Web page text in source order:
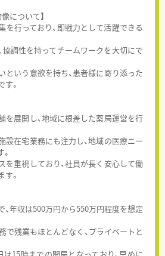
について】
行っており、即戦力として活躍できる
調性を持ってチームワークを大切にで
いう意欲を持ち、患者様に寄り添った
。
展開し、地域に根差した薬局運営を行
在宅業務にも注力し、地域の医療ニー
重視しており、社員が長く安心して働
。
年収は500万円から550万円程度を想定
残業もほとんどなく、プライベートと